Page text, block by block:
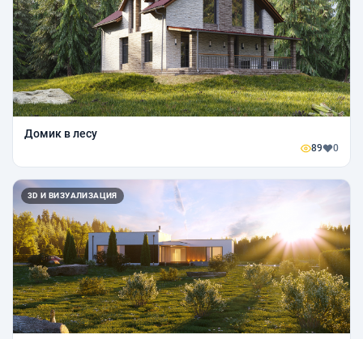
Домик в лесу
89 0
3D И ВИЗУАЛИЗАЦИЯ